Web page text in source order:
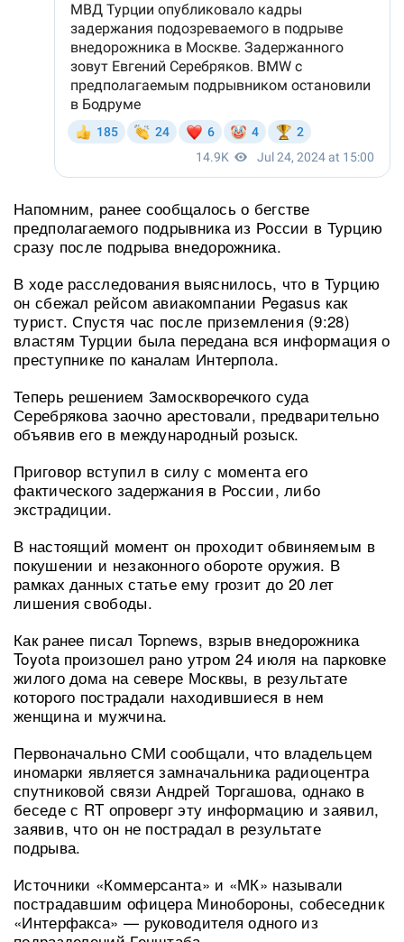
Напомним, ранее сообщалось о бегстве
предполагаемого подрывника из России в Турцию
сразу после подрыва внедорожника.
В ходе расследования выяснилось, что в Турцию
он сбежал рейсом авиакомпании Pegasus как
турист. Спустя час после приземления (9:28)
властям Турции была передана вся информация о
преступнике по каналам Интерпола.
Теперь решением Замоскворечкого суда
Серебрякова заочно арестовали, предварительно
объявив его в международный розыск.
Приговор вступил в силу с момента его
фактического задержания в России, либо
экстрадиции.
В настоящий момент он проходит обвиняемым в
покушении и незаконного обороте оружия. В
рамках данных статье ему грозит до 20 лет
лишения свободы.
Как ранее писал Topnews, взрыв внедорожника
Toyota произошел рано утром 24 июля на парковке
жилого дома на севере Москвы, в результате
которого пострадали находившиеся в нем
женщина и мужчина.
Первоначально СМИ сообщали, что владельцем
иномарки является замначальника радиоцентра
спутниковой связи Андрей Торгашова, однако в
беседе с RT опроверг эту информацию и заявил,
заявив, что он не пострадал в результате
подрыва.
Источники «Коммерсанта» и «МК» называли
пострадавшим офицера Минобороны, собеседник
«Интерфакса» — руководителя одного из